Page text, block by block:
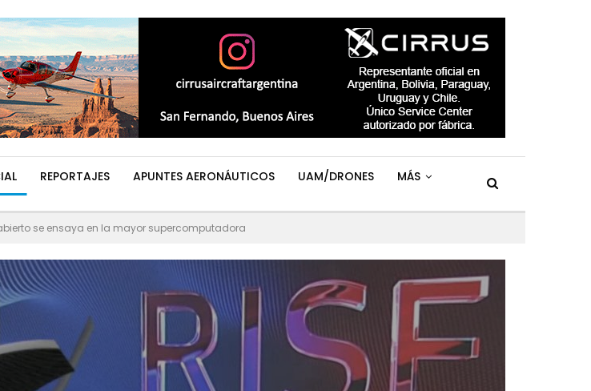
REPORTAJES APUNTES AERONÁUTICOS UAM/DRONES MÁS
se ensaya en la mayor supercomputadora